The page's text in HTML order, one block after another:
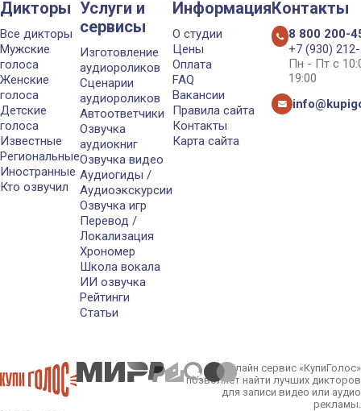
Дикторы
Все дикторы
Мужские
голоса
Женские
голоса
Детские
голоса
Известные
Региональные
Иностранные
Кто озвучил
Услуги и
сервисы
Изготовление
аудиороликов
Сценарии
аудиороликов
Автоответчики
Озвучка
аудиокниг
Озвучка видео
Аудиогиды /
Аудиоэкскурсии
Озвучка игр
Перевод /
Локализация
Хрономер
Школа вокала
ИИ озвучка
Рейтинги
Статьи
Информация
О студии
Цены
Оплата
FAQ
Вакансии
Правила сайта
Контакты
Карта сайта
Контакты
8 800 200-
+7 (930)
Пн - Пт с
19:00
Онлайн сервис «КупиГолос»
позволяет найти лучших дикторов
для записи видео или аудио
рекламы.